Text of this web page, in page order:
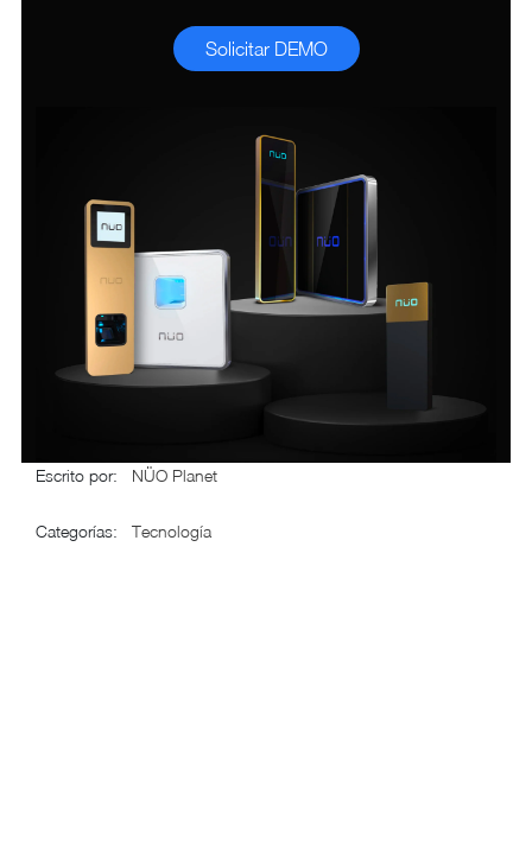
Solicitar DEMO
Escrito por: NÜO Planet
Categorías: Tecnología